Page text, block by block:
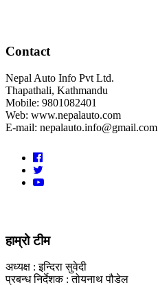
Contact
Nepal Auto Info Pvt Ltd.
Thapathali, Kathmandu
Mobile: 9801082401
Web: www.nepalauto.com
E-mail: nepalauto.info@gmail.com
हाम्रो टीम
अध्यक्ष : इन्दिरा सुवेदी
प्रबन्ध निर्देशक : तोयनाथ पौडेल